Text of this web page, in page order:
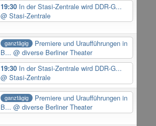
19:30 In der Stasi-Zentrale wird DDR-G...
@ Stasi-Zentrale
ganztägig
Premiere und Uraufführungen in
B...@ diverse Berliner Theater
19:30 In der Stasi-Zentrale wird DDR-G...
@ Stasi-Zentrale
ganztägig
Premiere und Uraufführungen in
B...@ diverse Berliner Theater